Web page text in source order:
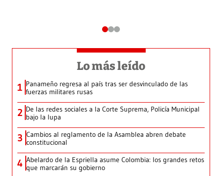
Lo más leído
1 Panameño regresa al país tras ser desvinculado de las
fuerzas militares rusas
2 De las redes sociales a la Corte Suprema, Policía Municipal
bajo la lupa
3 Cambios al reglamento de la Asamblea abren debate
constitucional
4 Abelardo de la Espriella asume Colombia: los grandes retos
que marcarán su gobierno